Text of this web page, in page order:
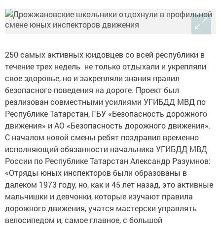
250 самых активных юидовцев со всей республики в
течение трех недель не только отдыхали и укрепляли
свое здоровье, но и закрепляли знания правил
безопасного поведения на дороге. Проект был
реализован совместными усилиями УГИБДД МВД по
Республике Татарстан, ГБУ «Безопасность дорожного
движения» и АО «Безопасность дорожного движения».
С началом новой смены ребят поздравил временно
исполняющий обязанности начальника УГИБДД МВД
России по Республике Татарстан Александр Разумнов:
«Отряды юных инспекторов были образованы в
далеком 1973 году, но, как и 45 лет назад, это активные
мальчишки и девчонки, которые изучают правила
дорожного движения, учатся мастерски управлять
велосипедом и, самое главное, с большой